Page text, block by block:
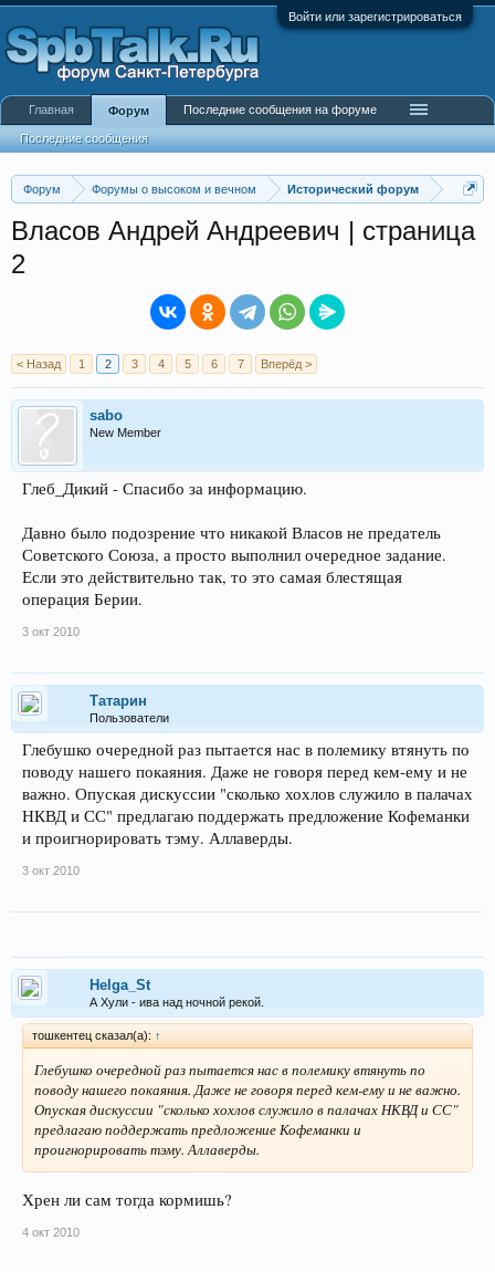
Войти или зарегистрироваться
Форум Форумы о высоком и вечном Исторический форум
Власов Андрей Андреевич | страница
2
< Назад 1 2 3 4 5 6 7 Вперёд >
sabo
New Member
Глеб_Дикий - Спасибо за информацию.
Давно было подозрение что никакой Власов не предатель
Советского Союза, а просто выполнил очередное задание.
Если это действительно так, то это самая блестящая
операция Берии.
3 окт 2010
Татарин
Пользователи
Глебушко очередной раз пытается нас в полемику втянуть по
поводу нашего покаяния. Даже не говоря перед кем-ему и не
важно. Опуская дискуссии "сколько хохлов служило в палачах
НКВД и СС" предлагаю поддержать предложение Кофеманки
и проигнорировать тэму. Аллаверды.
3 окт 2010
Helga_St
А Хули - ива над ночной рекой.
тошкентец сказал(а): ↑
Глебушко очередной раз пытается нас в полемику втянуть по
поводу нашего покаяния. Даже не говоря перед кем-ему и не важно.
Опуская дискуссии "сколько хохлов служило в палачах НКВД и СС"
предлагаю поддержать предложение Кофеманки и
проигнорировать тэму. Аллаверды.
Хрен ли сам тогда кормишь?
4 окт 2010
Главная Форум
Последние сообщения
Последние сообщения на форуме